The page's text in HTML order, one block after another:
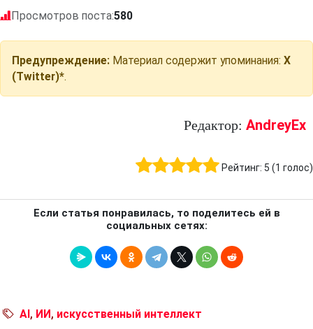
Просмотров поста:580
Предупреждение: Материал содержит упоминания: X
(Twitter)*.
Редактор: AndreyEx
Рейтинг: 5 (1 голос)
Если статья понравилась, то поделитесь ей в
социальных сетях:
AI , ИИ , искусственный интеллект